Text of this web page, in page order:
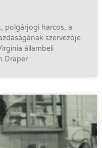
polgárjogi harcos, a
szervezője
állambeli
Draper